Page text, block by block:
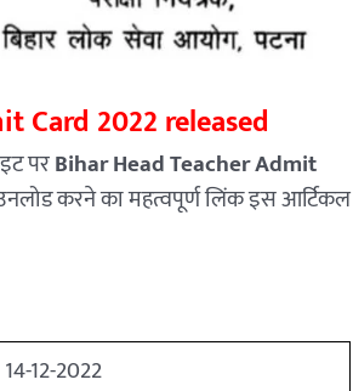
Card 2022 released
परBihar Head Teacher Admit
करने का महत्वपूर्ण लिंक इस आर्टिकल
14-12-2022